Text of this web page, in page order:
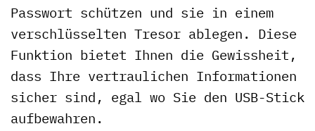
Passwort schützen und sie in einem
verschlüsselten Tresor ablegen. Diese
Funktion bietet Ihnen die Gewissheit,
dass Ihre vertraulichen Informationen
sicher sind, egal wo Sie den USB-Stick
aufbewahren.